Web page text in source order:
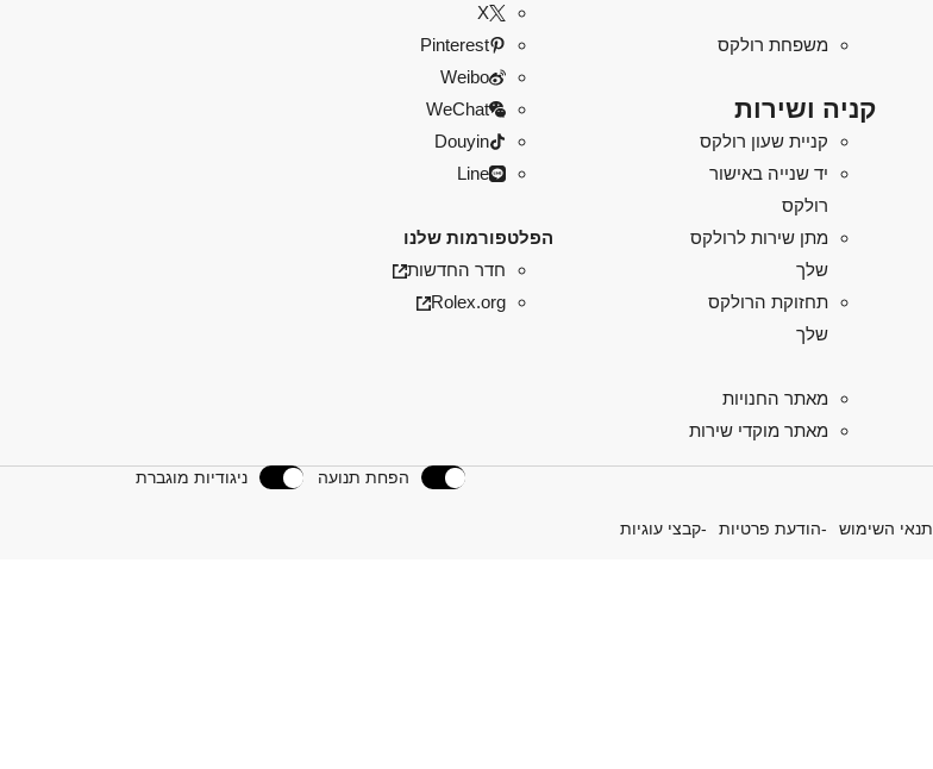
משפחת רולקס
קניה ושירות
קניית שעון רולקס
יד שנייה באישור
רולקס
מתן שירות לרולקס
שלך
תחזוקת הרולקס
שלך
מאתר החנויות
מאתר מוקדי שירות
X
Pinterest
Weibo
WeChat
Douyin
Line
הפלטפורמות שלנו
חדר החדשות
Rolex.org
הפחת תנועה ניגודיות מוגברת
תנאי השימוש הודעת פרטיות קבצי עוגיות